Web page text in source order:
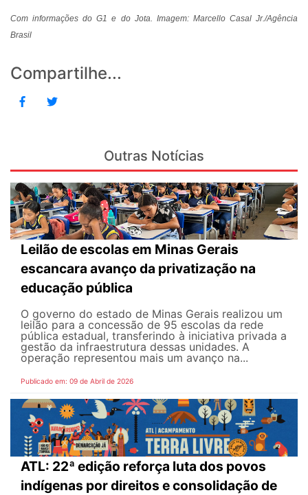
Com informações do G1 e do Jota. Imagem: Marcello Casal Jr./Agência
Brasil
Compartilhe...
Outras Notícias
Leilão de escolas em Minas Gerais
escancara avanço da privatização na
educação pública
O governo do estado de Minas Gerais realizou um
leilão para a concessão de 95 escolas da rede
pública estadual, transferindo à iniciativa privada a
gestão da infraestrutura dessas unidades. A
operação representou mais um avanço na...
Publicado em: 09 de Abril de 2026
ATL: 22ª edição reforça luta dos povos
indígenas por direitos e consolidação de